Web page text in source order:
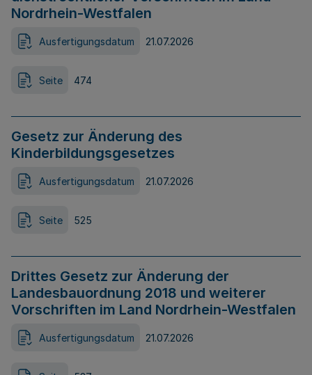
Nordrhein-Westfalen
Ausfertigungsdatum 21.07.2026
Seite 474
Gesetz zur Änderung des
Kinderbildungsgesetzes
Ausfertigungsdatum 21.07.2026
Seite 525
Drittes Gesetz zur Änderung der
Landesbauordnung 2018 und weiterer
Vorschriften im Land Nordrhein-Westfalen
Ausfertigungsdatum 21.07.2026